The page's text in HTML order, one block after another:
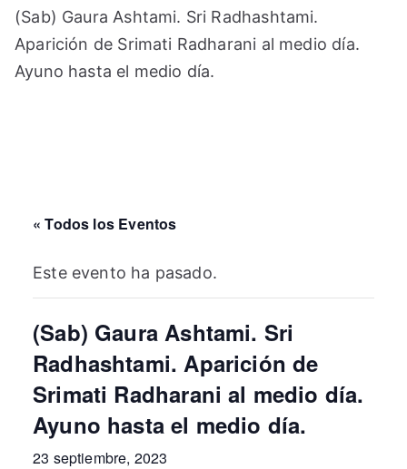
(Sab) Gaura Ashtami. Sri Radhashtami.
Aparición de Srimati Radharani al medio día.
Ayuno hasta el medio día.
« Todos los Eventos
Este evento ha pasado.
(Sab) Gaura Ashtami. Sri
Radhashtami. Aparición de
Srimati Radharani al medio día.
Ayuno hasta el medio día.
23 septiembre, 2023